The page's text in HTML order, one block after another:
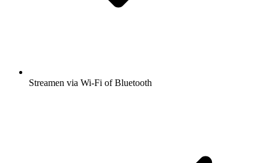
Streamen via Wi-Fi of Bluetooth